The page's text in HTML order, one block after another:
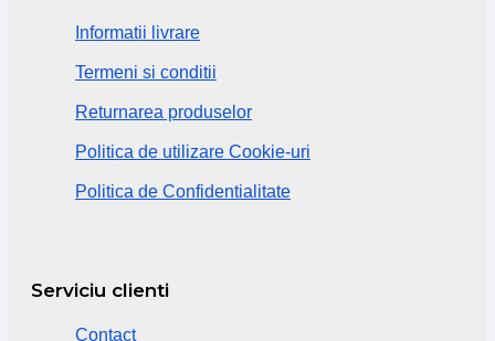
Informatii livrare
Termeni si conditii
Returnarea produselor
Politica de utilizare Cookie-uri
Politica de Confidentialitate
Serviciu clienti
Contact